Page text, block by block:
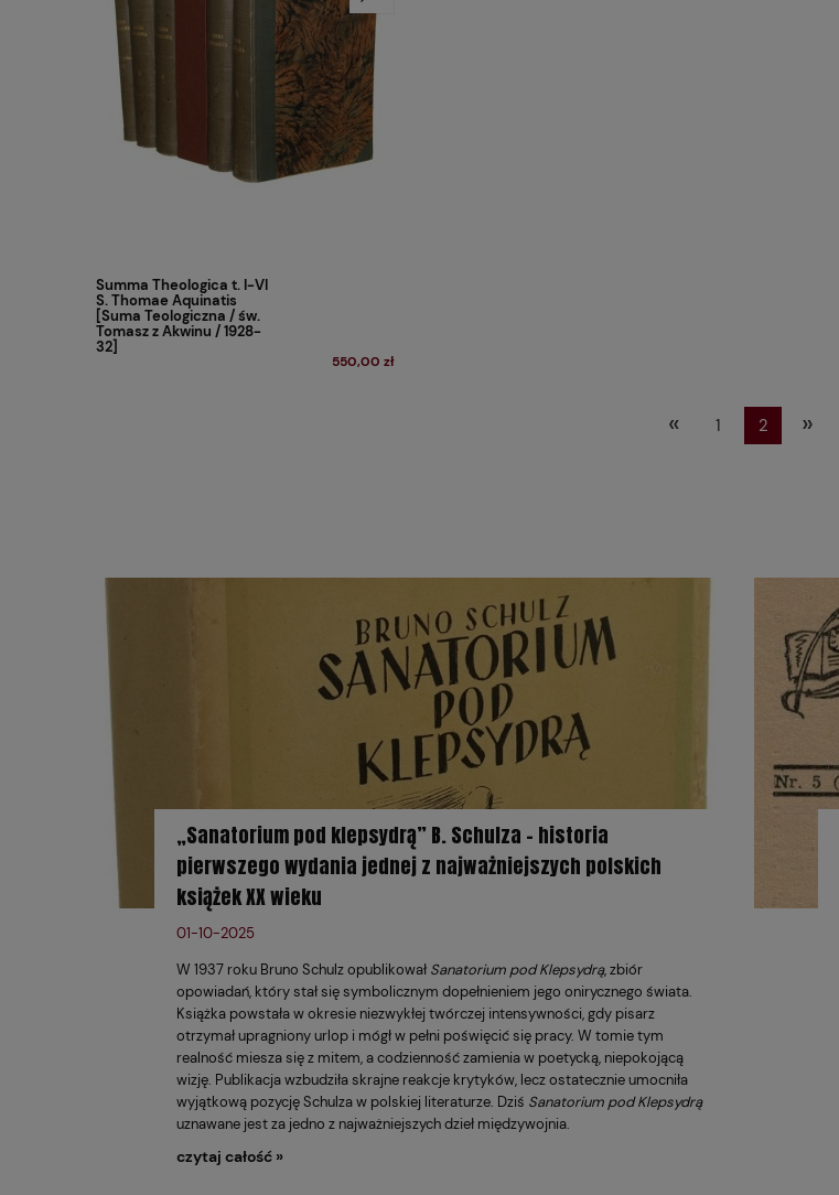
Summa Theologica t. I-VI
S. Thomae Aquinatis
[Suma Teologiczna / św.
Tomasz z Akwinu / 1928-
32]
550,00 zł
« 1 2 »
„Sanatorium pod klepsydrą” B. Schulza – historia
pierwszego wydania jednej z najważniejszych polskich
książek XX wieku
01-10-2025
W 1937 roku Bruno Schulz opublikował Sanatorium pod Klepsydrą, zbiór
opowiadań, który stał się symbolicznym dopełnieniem jego onirycznego świata.
Książka powstała w okresie niezwykłej twórczej intensywności, gdy pisarz
otrzymał upragniony urlop i mógł w pełni poświęcić się pracy. W tomie tym
realność miesza się z mitem, a codzienność zamienia w poetycką, niepokojącą
wizję. Publikacja wzbudziła skrajne reakcje krytyków, lecz ostatecznie umocniła
wyjątkową pozycję Schulza w polskiej literaturze. Dziś Sanatorium pod Klepsydrą
uznawane jest za jedno z najważniejszych dzieł międzywojnia.
czytaj całość »